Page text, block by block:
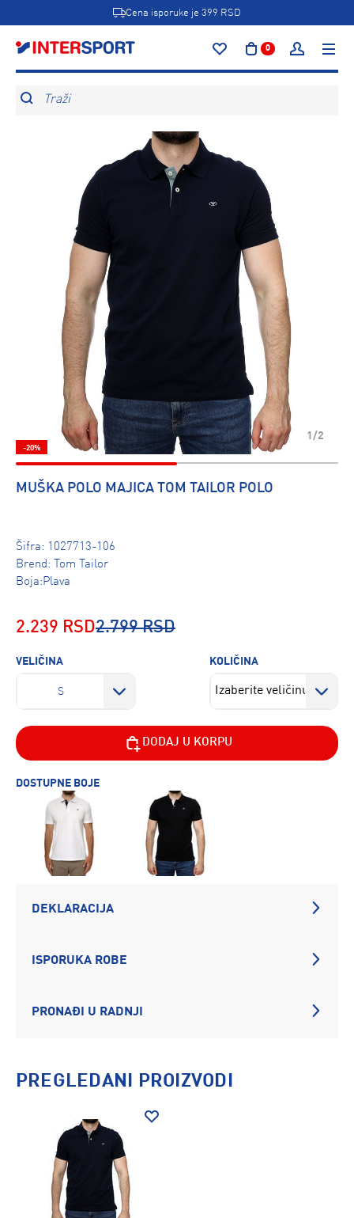
Cena isporuke je 399 RSD
0
Traži
1/2
-20%
MUŠKA POLO MAJICA TOM TAILOR POLO
Šifra: 1027713-106
Brend: Tom Tailor
Boja:Plava
2.239 RSD2.799 RSD
VELIČINA
S
KOLIČINA
DODAJ U KORPU
DOSTUPNE BOJE
DEKLARACIJA
ISPORUKA ROBE
PRONAĐI U RADNJI
PREGLEDANI PROIZVODI